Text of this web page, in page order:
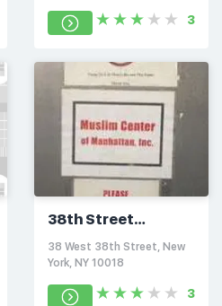
3
38th Street
Mosque
38 West 38th Street, New
York, NY 10018
3